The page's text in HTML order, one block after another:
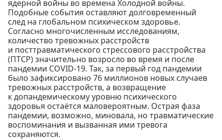
ядерной войны во времена Холодной войны.
Подобные события оставляют долговременный
след на глобальном психическом здоровье.
Согласно многочисленным исследованиям,
количество тревожных расстройств
и посттравматического стрессового расстройства
(ПТСР) значительно возросло во время и после
пандемии COVID-19. Так, за первый год пандемии
было зафиксировано 76 миллионов новых случаев
тревожных расстройств, а возвращение
к допандемическому уровню психического
здоровья остаётся маловероятным. Острая фаза
пандемии, возможно, миновала, но травматические
воспоминания и вызванная ими тревога
сохраняются.